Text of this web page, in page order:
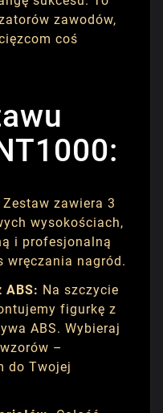
zawodów,
coś
Zestaw zawiera 3
wysokościach,
i profesjonalną
wręczania nagród.
ABS: Na szczycie
figurkę z
ABS. Wybieraj
–
do Twojej